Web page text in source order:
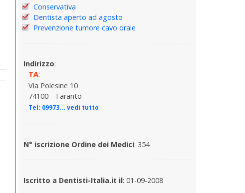
Conservativa
Dentista aperto ad agosto
Prevenzione tumore cavo orale
Indirizzo:
TA:
Via Polesine 10
74100 - Taranto
Tel: 09973... vedi tutto
N° iscrizione Ordine dei Medici: 354
Iscritto a Dentisti-Italia.it il: 01-09-2008